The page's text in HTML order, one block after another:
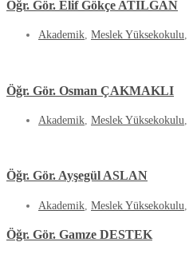
Öğr. Gör. Elif Gökçe ATILGAN
Akademik, Meslek Yüksekokulu,
Öğr. Gör. Osman ÇAKMAKLI
Akademik, Meslek Yüksekokulu,
Öğr. Gör. Ayşegül ASLAN
Akademik Meslek Yüksekokulu
Öğr. Gör. Gamze DESTEK